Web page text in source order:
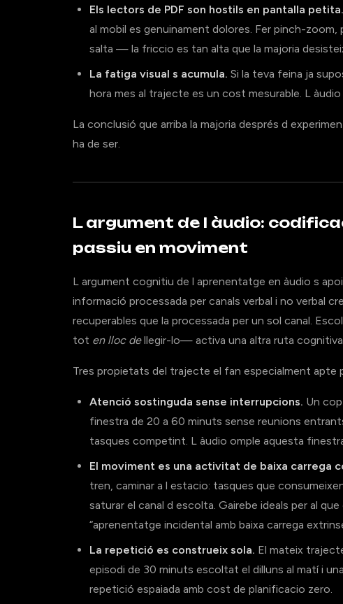
Els lectors de PDF son hostils en pantalla petita.
al mobil es genuinament dolores. Fer pinch-zoom,
salta — la friccio es tan alta que la majoria
La fatiga visual s acumula. Si la teva feina ja
hora mes al trajecte es un cost mesurable. L
La conclusió que arriba la majoria després d
ha de ser.
L argument de l àudio:
passiu en moviment
L argument cognitiu de l aprenentatge en àudio s
informació processada per canals verbal i no verbal
recuperables que la processada per un sol canal.
tot en lloc dellegir-lo— activa una altra ruta
Tres propietats del trajecte el fan especialment apte
Atenció sostinguda sense interrupcions. Un
finestra de 20 a 60 minuts sense reunions
tasques competint. L àudio omple aquesta
El moviment es una activitat de baixa carrega
tren, caminar a l estacio: tasques que
saturar el canal d escolta. Gairebe ideals per al
“aprenentatge incidental amb baixa carrega
La repetició es construeix sola. El mateix
episodi de 30 minuts escoltat el dilluns al matí i
repetició espaiada amb cost de planificacio zero.